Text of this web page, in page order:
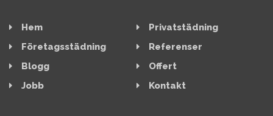
Hem
Privatstädning
Företagsstädning
Referenser
Blogg
Offert
Jobb
Kontakt